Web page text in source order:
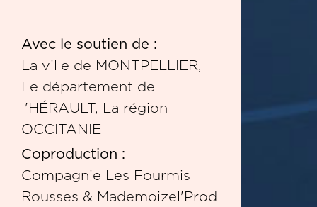
Avec le soutien de :
La ville de MONTPELLIER,
Le département de
l'HÉRAULT, La région
OCCITANIE
Coproduction :
Compagnie Les Fourmis
Rousses & Mademoizel'Prod